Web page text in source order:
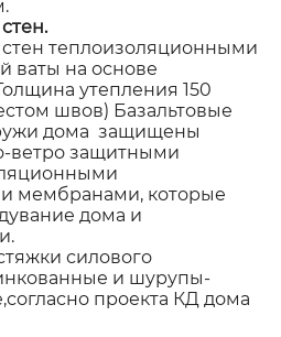
теплоизоляционными
ваты на основе
утепления 150
швов) Базальтовые
дома защищены
ветро защитными
мембранами, которые
дома и
силового
и шурупы-
проекта КД дома